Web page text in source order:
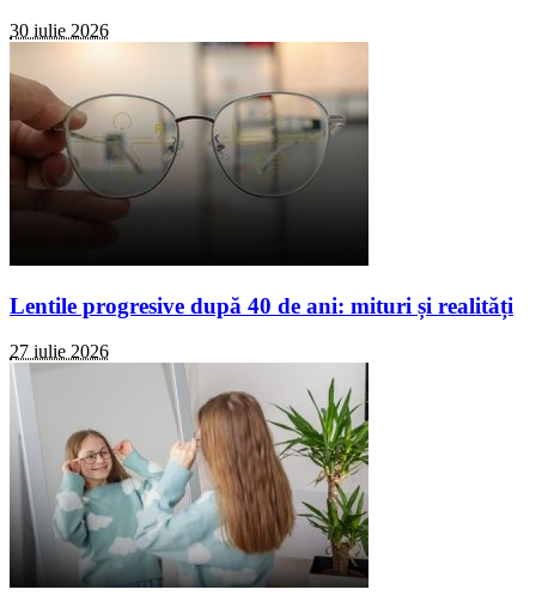
30 iulie 2026
Lentile progresive după 40 de ani: mituri și realități
27 iulie 2026